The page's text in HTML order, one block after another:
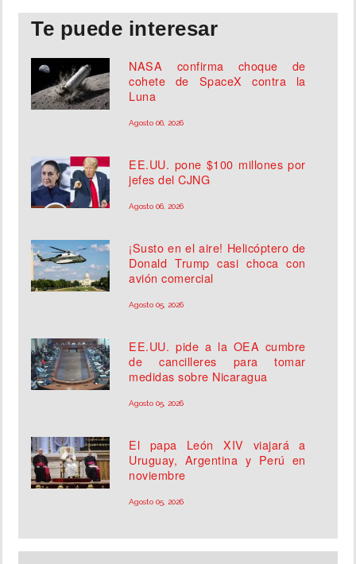
Te puede interesar
NASA confirma choque de
cohete de SpaceX contra la
Luna
Agosto 06, 2026
EE.UU. pone $100 millones por
jefes del CJNG
Agosto 06, 2026
¡Susto en el aire! Helicóptero de
Donald Trump casi choca con
avión comercial
Agosto 05, 2026
EE.UU. pide a la OEA cumbre
de cancilleres para tomar
medidas sobre Nicaragua
Agosto 05, 2026
El papa León XIV viajará a
Uruguay, Argentina y Perú en
noviembre
Agosto 05, 2026